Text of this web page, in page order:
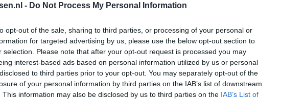
- Do Not Process My Personal Information
opt-out of the sale, sharing to third parties, or processing of your personal or
for targeted advertising by us, please use the below opt-out section to
selection. Please note that after your opt-out request is processed you may
interest-based ads based on personal information utilized by us or personal
to third parties prior to your opt-out. You may separately opt-out of the
of your personal information by third parties on the IAB’s list of downstream
This information may also be disclosed by us to third parties on the IAB’s List of
Europese geschiedenis
begint in de basis bij FC Barcelona
Abdellah Ouazane met Lionel Messi
na ruime zege op Vojvodina
16.
Feyenoord
Ueda en
17.
Ajax helpt
afgeknipte